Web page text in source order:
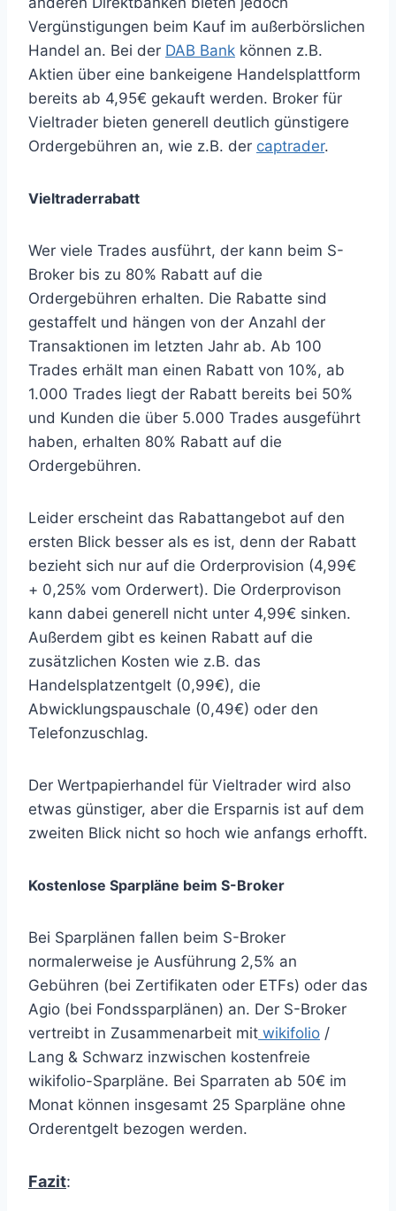
Vergünstigungen beim Kauf im außerbörslichen
Handel an. Bei der DAB Bank können z.B.
Aktien über eine bankeigene Handelsplattform
bereits ab 4,95€ gekauft werden. Broker für
Vieltrader bieten generell deutlich günstigere
Ordergebühren an, wie z.B. der captrader.
Vieltraderrabatt
Wer viele Trades ausführt, der kann beim S-
Broker bis zu 80% Rabatt auf die
Ordergebühren erhalten. Die Rabatte sind
gestaffelt und hängen von der Anzahl der
Transaktionen im letzten Jahr ab. Ab 100
Trades erhält man einen Rabatt von 10%, ab
1.000 Trades liegt der Rabatt bereits bei 50%
und Kunden die über 5.000 Trades ausgeführt
haben, erhalten 80% Rabatt auf die
Ordergebühren.
Leider erscheint das Rabattangebot auf den
ersten Blick besser als es ist, denn der Rabatt
bezieht sich nur auf die Orderprovision (4,99€
+ 0,25% vom Orderwert). Die Orderprovison
kann dabei generell nicht unter 4,99€ sinken.
Außerdem gibt es keinen Rabatt auf die
zusätzlichen Kosten wie z.B. das
Handelsplatzentgelt (0,99€), die
Abwicklungspauschale (0,49€) oder den
Telefonzuschlag.
Der Wertpapierhandel für Vieltrader wird also
etwas günstiger, aber die Ersparnis ist auf dem
zweiten Blick nicht so hoch wie anfangs erhofft.
Kostenlose Sparpläne beim S-Broker
Bei Sparplänen fallen beim S-Broker
normalerweise je Ausführung 2,5% an
Gebühren (bei Zertifikaten oder ETFs) oder das
Agio (bei Fondssparplänen) an. Der S-Broker
vertreibt in Zusammenarbeit mit wikifolio /
Lang & Schwarz inzwischen kostenfreie
wikifolio-Sparpläne. Bei Sparraten ab 50€ im
Monat können insgesamt 25 Sparpläne ohne
Orderentgelt bezogen werden.
Fazit: